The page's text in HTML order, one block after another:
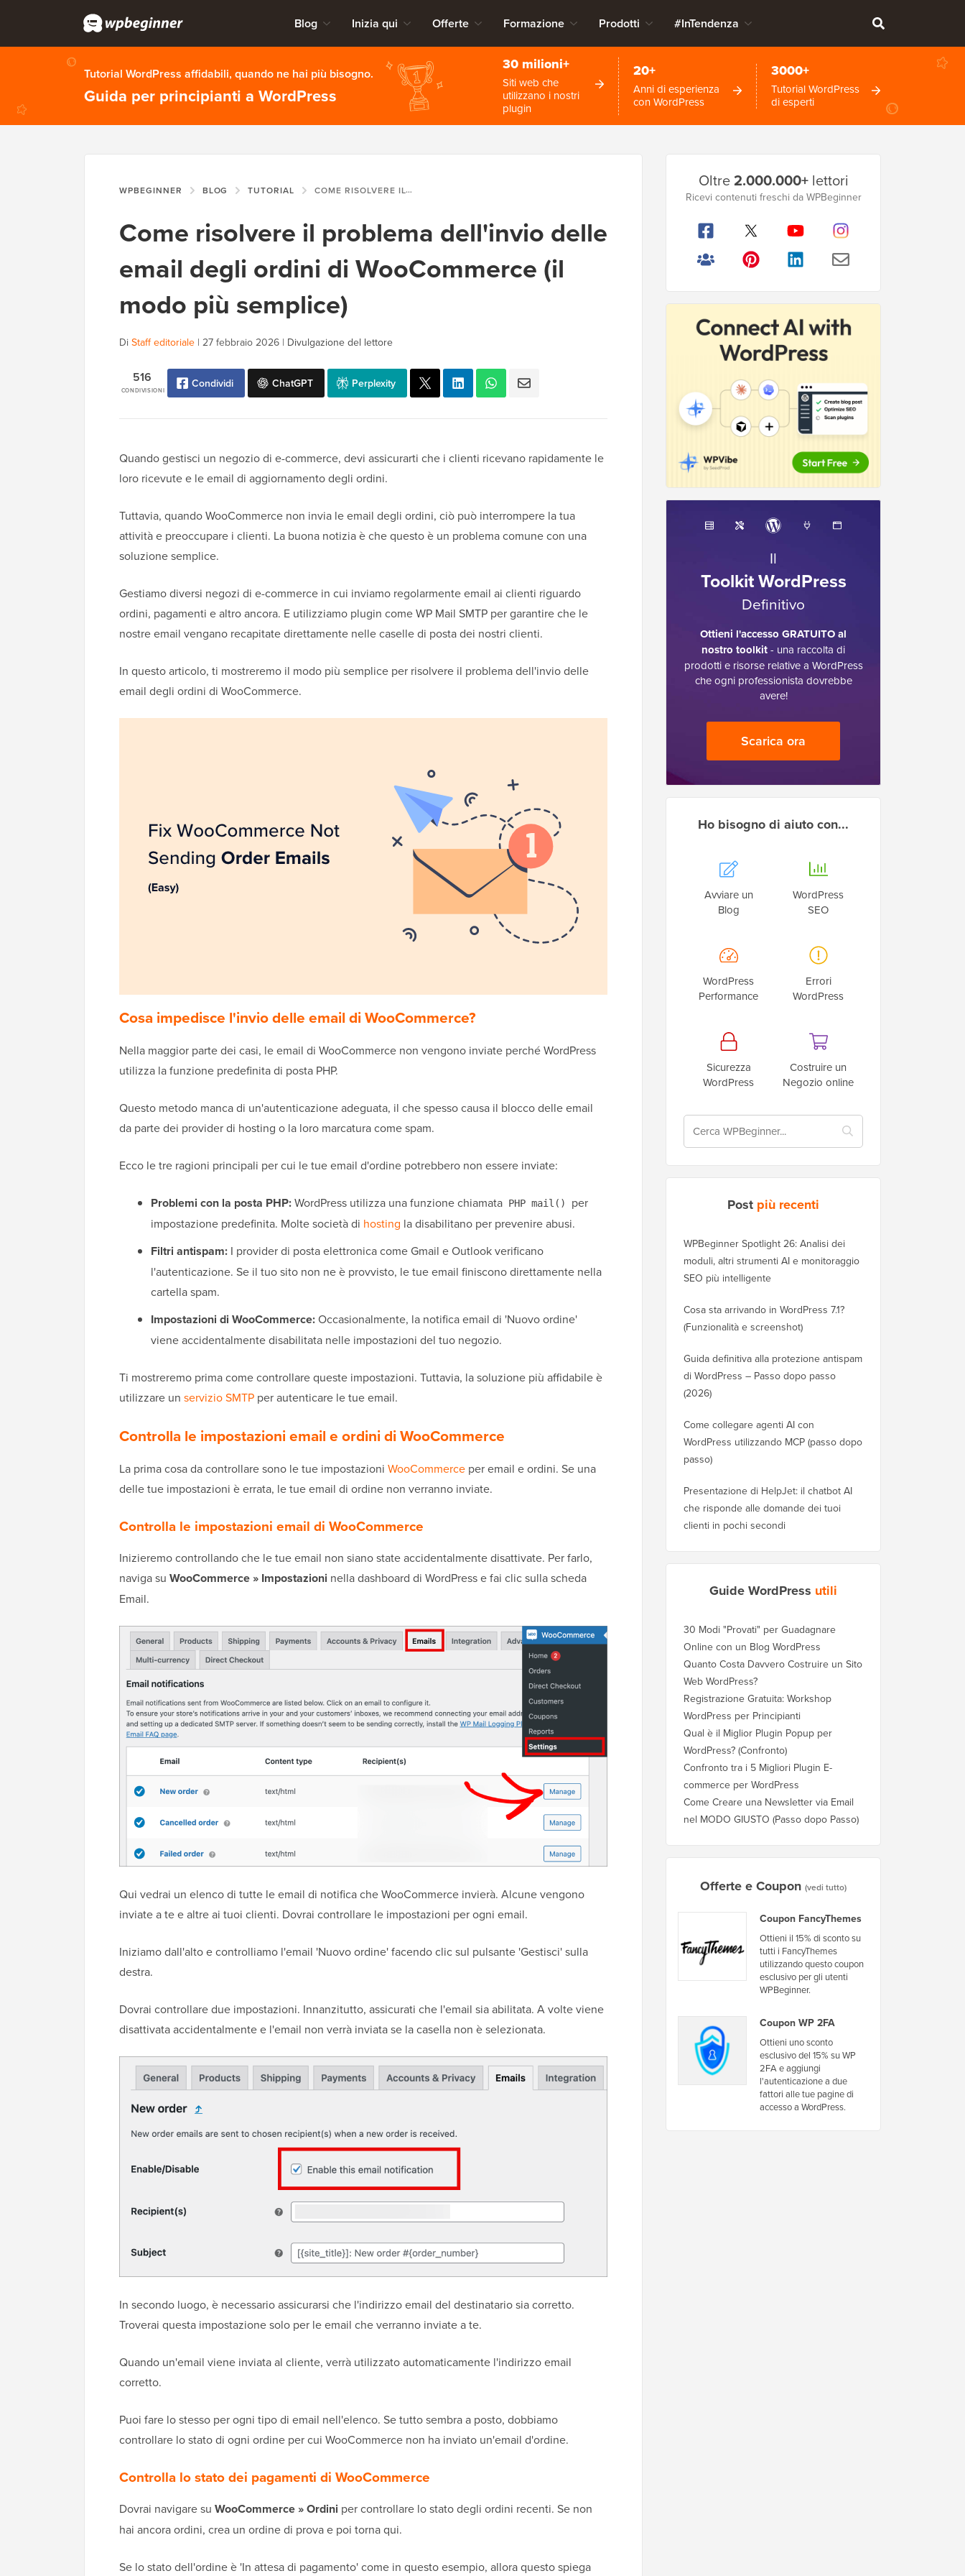
Blog Inizia qui Offerte Formazione Prodotti #InTendenza
Tutorial WordPress affidabili, quando ne hai più bisogno.
Guida per principianti a WordPress
30 milioni+
Siti web che
utilizzano i nostri
plugin
20+
Anni di esperienza
con WordPress
3000+
Tutorial WordPress
di esperti
WPBEGINNER BLOG TUTORIAL COME RISOLVERE IL PROBLEMA DELL'INVIO DELLE EMAIL DEGLI ORDINI DI WOOCOMMERCE (IL MODO PIÙ SEMPLICE)
Come risolvere il problema dell'invio delle
email degli ordini di WooCommerce (il
modo più semplice)
Di Staff editoriale | 27 febbraio 2026 | Divulgazione del lettore
CONDIVISIONI
516 Condividi ChatGPT Perplexity
Quando gestisci un negozio di e-commerce, devi assicurarti che i clienti ricevano rapidamente le
loro ricevute e le email di aggiornamento degli ordini.
Tuttavia, quando WooCommerce non invia le email degli ordini, ciò può interrompere la tua
attività e preoccupare i clienti. La buona notizia è che questo è un problema comune con una
soluzione semplice.
Gestiamo diversi negozi di e-commerce in cui inviamo regolarmente email ai clienti riguardo
ordini, pagamenti e altro ancora. E utilizziamo plugin come WP Mail SMTP per garantire che le
nostre email vengano recapitate direttamente nelle caselle di posta dei nostri clienti.
In questo articolo, ti mostreremo il modo più semplice per risolvere il problema dell'invio delle
email degli ordini di WooCommerce.
Cosa impedisce l'invio delle email di WooCommerce?
Nella maggior parte dei casi, le email di WooCommerce non vengono inviate perché WordPress
utilizza la funzione predefinita di posta PHP.
Questo metodo manca di un'autenticazione adeguata, il che spesso causa il blocco delle email
da parte dei provider di hosting o la loro marcatura come spam.
Ecco le tre ragioni principali per cui le tue email d'ordine potrebbero non essere inviate:
Problemi con la posta PHP:WordPress utilizza una funzione chiamata PHP mail()
per
impostazione predefinita. Molte società di hosting la disabilitano per prevenire abusi.
Filtri antispam: I provider di posta elettronica come Gmail e Outlook verificano
l'autenticazione. Se il tuo sito non ne è provvisto, le tue email finiscono direttamente nella
cartella spam.
Impostazioni di WooCommerce:Occasionalmente, la notifica email di 'Nuovo ordine'
viene accidentalmente disabilitata nelle impostazioni del tuo negozio.
Ti mostreremo prima come controllare queste impostazioni. Tuttavia, la soluzione più affidabile è
utilizzare un servizio SMTP per autenticare le tue email.
Controlla le impostazioni email e ordini di WooCommerce
La prima cosa da controllare sono le tue impostazioni WooCommerce per email e ordini. Se una
delle tue impostazioni è errata, le tue email di ordine non verranno inviate.
Controlla le impostazioni email di WooCommerce
Inizieremo controllando che le tue email non siano state accidentalmente disattivate. Per farlo,
naviga su WooCommerce » Impostazioni nella dashboard di WordPress e fai clic sulla scheda
Email.
Qui vedrai un elenco di tutte le email di notifica che WooCommerce invierà. Alcune vengono
inviate a te e altre ai tuoi clienti. Dovrai controllare le impostazioni per ogni email.
Iniziamo dall'alto e controlliamo l'email 'Nuovo ordine' facendo clic sul pulsante 'Gestisci' sulla
destra.
Dovrai controllare due impostazioni. Innanzitutto, assicurati che l'email sia abilitata. A volte viene
disattivata accidentalmente e l'email non verrà inviata se la casella non è selezionata.
In secondo luogo, è necessario assicurarsi che l'indirizzo email del destinatario sia corretto.
Troverai questa impostazione solo per le email che verranno inviate a te.
Quando un'email viene inviata al cliente, verrà utilizzato automaticamente l'indirizzo email
corretto.
Puoi fare lo stesso per ogni tipo di email nell'elenco. Se tutto sembra a posto, dobbiamo
controllare lo stato di ogni ordine per cui WooCommerce non ha inviato un'email d'ordine.
Controlla lo stato dei pagamenti di WooCommerce
Dovrai navigare su WooCommerce » Ordini per controllare lo stato degli ordini recenti. Se non
hai ancora ordini, crea un ordine di prova e poi torna qui.
Se lo stato dell'ordine è 'In attesa di pagamento' come in questo esempio, allora questo spiega
laterale
principale
Oltre2.000.000+lettori
Ricevi contenuti freschi da WPBeginner
Il
Toolkit WordPress
Definitivo
Ottieni l'accesso GRATUITO al
nostro toolkit- una raccolta di
prodotti e risorse relative a WordPress
che ogni professionista dovrebbe
avere!
Scarica ora
Ho bisogno di aiuto con...
Avviare un
Blog
WordPress
SEO
WordPress
Performance
Errori
WordPress
Sicurezza
WordPress
Costruire un
Negozio online
Post più recenti
WPBeginner Spotlight 26: Analisi dei
moduli, altri strumenti AI e monitoraggio
SEO più intelligente
Cosa sta arrivando in WordPress 7.1?
(Funzionalità e screenshot)
Guida definitiva alla protezione antispam
di WordPress – Passo dopo passo
(2026)
Come collegare agenti AI con
WordPress utilizzando MCP (passo dopo
passo)
Presentazione di HelpJet: il chatbot AI
che risponde alle domande dei tuoi
clienti in pochi secondi
Guide WordPress utili
30 Modi "Provati" per Guadagnare
Online con un Blog WordPress
Quanto Costa Davvero Costruire un Sito
Web WordPress?
Registrazione Gratuita: Workshop
WordPress per Principianti
Qual è il Miglior Plugin Popup per
WordPress? (Confronto)
Confronto tra i 5 Migliori Plugin E-
commerce per WordPress
Come Creare una Newsletter via Email
nel MODO GIUSTO (Passo dopo Passo)
Offerte e Coupon (vedi tutto)
Coupon FancyThemes
Ottieni il 15% di sconto su
tutti i FancyThemes
utilizzando questo coupon
esclusivo per gli utenti
WPBeginner.
Coupon WP 2FA
Ottieni uno sconto
esclusivo del 15% su WP
2FA e aggiungi
l'autenticazione a due
fattori alle tue pagine di
accesso a WordPress.